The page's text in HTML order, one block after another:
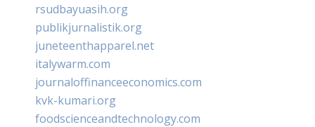
rsudbayuasih.org
publikjurnalistik.org
juneteenthapparel.net
italywarm.com
journaloffinanceeconomics.com
kvk-kumari.org
foodscienceandtechnology.com